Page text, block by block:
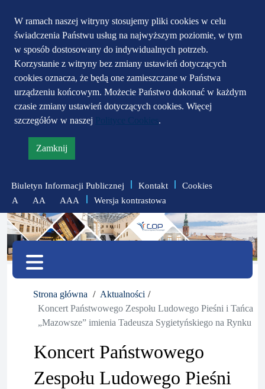
W ramach naszej witryny stosujemy pliki cookies w celu
świadczenia Państwu usług na najwyższym poziomie, w tym
w sposób dostosowany do indywidualnych potrzeb.
Korzystanie z witryny bez zmiany ustawień dotyczących
cookies oznacza, że będą one zamieszczane w Państwa
urządzeniu końcowym. Możecie Państwo dokonać w każdym
czasie zmiany ustawień dotyczących cookies. Więcej
szczegółów w naszej
.
Zamknij
informację
polityce
prywatności
Przejdź do głównego
menu
Przejdź do treści
Przejdź do mapy
serwisu
Biuletyn Informacji Publicznej Kontakt
Cookies
A
zmniejsz
czcionkę
AA
zresetuj
AAA
zwiększ
czcionkę
Wersja kontrastowa
Menu
Strona główna
Aktualności
Koncert Państwowego Zespołu Ludowego Pieśni i Tańca
„Mazowsze” imienia Tadeusza Sygietyńskiego na Rynku
Koncert Państwowego
Zespołu Ludowego Pieśni